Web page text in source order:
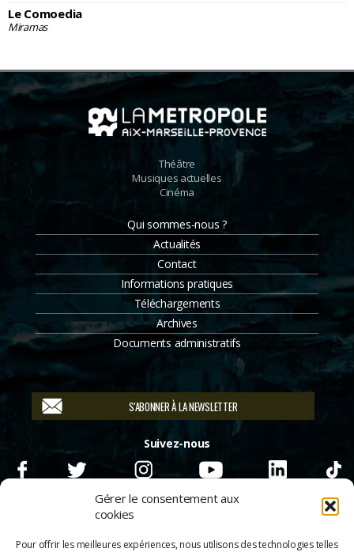
Gérer le consentement aux
cookies
Pour offrir les meilleures expériences, nous utilisons des technologies telles
Le Comoedia
Miramas
Théâtre
Musiques actuelles
Cinéma
Qui sommes-nous ?
Actualités
Contact
Informations pratiques
Téléchargements
Archives
Documents administratifs
S'ABONNER À LA NEWSLETTER
Suivez-nous